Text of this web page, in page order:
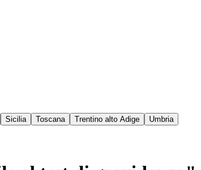
Sicilia Toscana Trentino alto Adige
Umbria